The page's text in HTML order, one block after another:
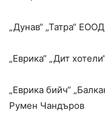
„Дунав“ „Татра“
„Еврика“ „Дит
„Еврика бийч“
Румен Чандъров